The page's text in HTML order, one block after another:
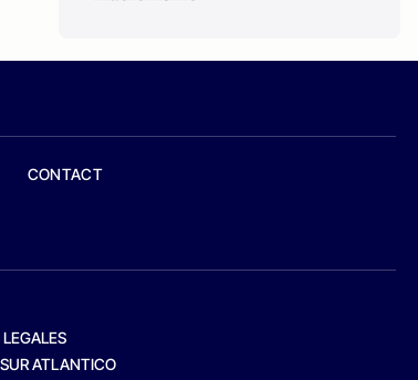
CONTACT
ATLANTICO